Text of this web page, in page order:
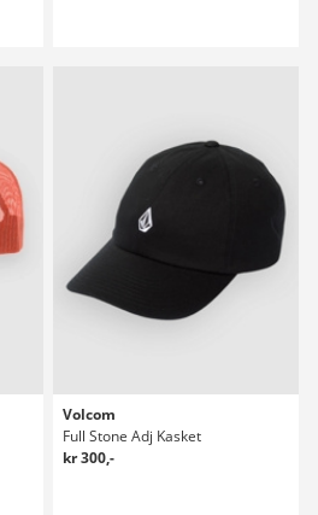
Volcom
Full Stone Adj Kasket
kr 300,-